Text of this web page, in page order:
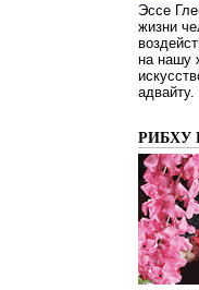
Эссе
жизни
на нашу
РИБХУ